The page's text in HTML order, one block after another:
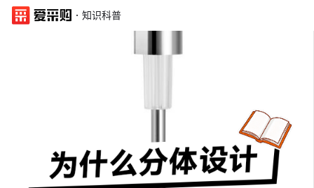
· 知识科普